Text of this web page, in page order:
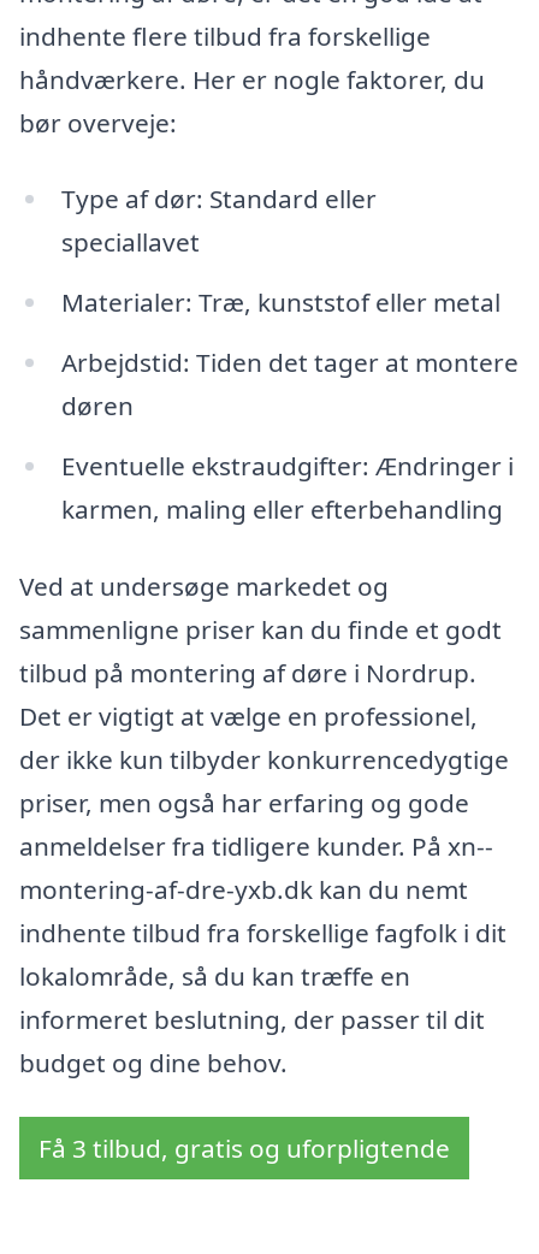
indhente flere tilbud fra forskellige
håndværkere. Her er nogle faktorer, du
bør overveje:
Type af dør: Standard eller
speciallavet
Materialer: Træ, kunststof eller metal
Arbejdstid: Tiden det tager at montere
døren
Eventuelle ekstraudgifter: Ændringer i
karmen, maling eller efterbehandling
Ved at undersøge markedet og
sammenligne priser kan du finde et godt
tilbud på montering af døre i Nordrup.
Det er vigtigt at vælge en professionel,
der ikke kun tilbyder konkurrencedygtige
priser, men også har erfaring og gode
anmeldelser fra tidligere kunder. På xn--
montering-af-dre-yxb.dk kan du nemt
indhente tilbud fra forskellige fagfolk i dit
lokalområde, så du kan træffe en
informeret beslutning, der passer til dit
budget og dine behov.
Få 3 tilbud, gratis og uforpligtende